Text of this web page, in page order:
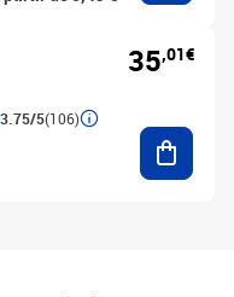
3.75/5(106)
35,01€